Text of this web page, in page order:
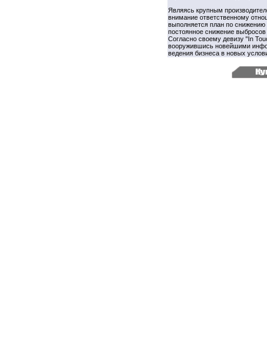
Являясь крупным
внимание ответственному
выполняется план по снижению
постоянное снижение
Согласно своему девизу "In
вооружившись новейшими
ведения бизнеса в новых